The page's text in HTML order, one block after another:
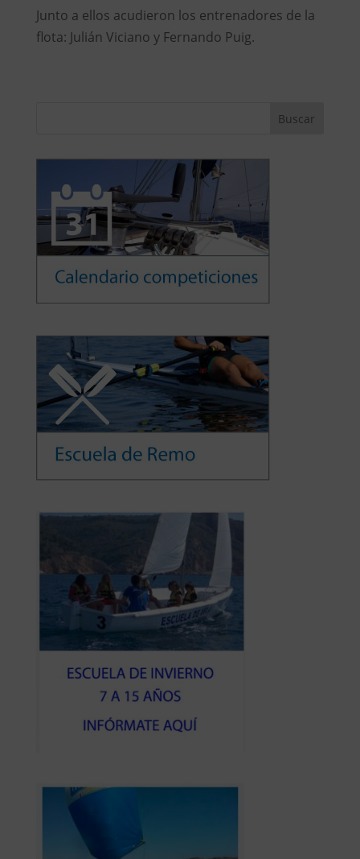
Junto a ellos acudieron los entrenadores de la
flota: Julián Viciano y Fernando Puig.